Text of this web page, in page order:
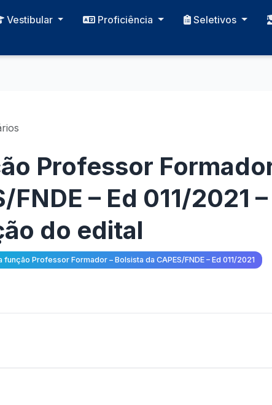
Vestibular Proficiência Seletivos
Professor
– Ed 011/2021 –
do edital
função Professor Formador – Bolsista da CAPES/FNDE – Ed 011/2021